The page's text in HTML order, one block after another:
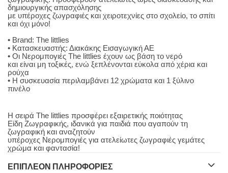
δημιουργικής απασχόλησης
με υπέροχες ζωγραφιές και χειροτεχνίες στο σχολείο, το σπίτι
και όχι μόνο!
• Brand: The littlies
• Κατασκευαστής: Διακάκης Εισαγωγική ΑΕ
• Οι Νερομπογιές The littlies έχουν ως βάση το νερό
και είναι μη τοξικές, ενώ ξεπλένονται εύκολα από χέρια και
ρούχα
• Η συσκευασία περιλαμβάνει 12 χρώματα και 1 ξύλινο
πινέλο
Η σειρά The littlies προσφέρει εξαιρετικής ποιότητας
Είδη Ζωγραφικής, ιδανικά για παιδιά που αγαπούν τη
ζωγραφική και αναζητούν
υπέροχες Νερομπογιές για ατελείωτες ζωγραφιές γεμάτες
χρώμα και φαντασία!
ΕΠΙΠΛΈΟΝ ΠΛΗΡΟΦΟΡΊΕΣ